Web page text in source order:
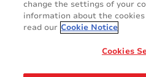
change the settings of your
information about the
read our Cookie Notice
Cookies